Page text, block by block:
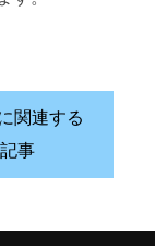
関連する
記事